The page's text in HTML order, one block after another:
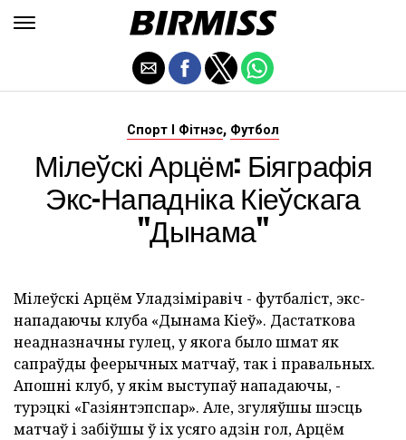
Спорт І Фітнэс, Футбол
Мілеўскі Арцём: Біяграфія
Экс-Нападніка Кіеўскага
"Дынама"
Мілеўскі Арцём Уладзіміравіч - футбаліст, экс-
нападаючы клуба «Дынама Кіеў». Дастаткова
неадназначны гулец, у якога было шмат як
сапраўды феерычных матчаў, так і правальных.
Апошні клуб, у якім выступаў нападаючы, -
турэцкі «Газіянтэпспар». Але, згуляўшы шэсць
матчаў і забіўшы ў іх усяго адзін гол, Арцём